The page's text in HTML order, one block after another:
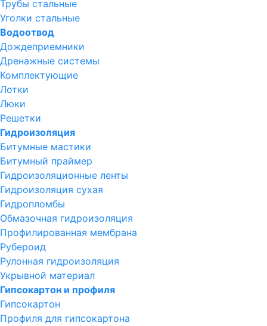
Трубы стальные
Уголки стальные
Водоотвод
Дождеприемники
Дренажные системы
Комплектующие
Лотки
Люки
Решетки
Гидроизоляция
Битумные мастики
Битумный праймер
Гидроизоляционные ленты
Гидроизоляция сухая
Гидропломбы
Обмазочная гидроизоляция
Профилированная мембрана
Рубероид
Рулонная гидроизоляция
Укрывной материал
Гипсокартон и профиля
Гипсокартон
Профиля для гипсокартона